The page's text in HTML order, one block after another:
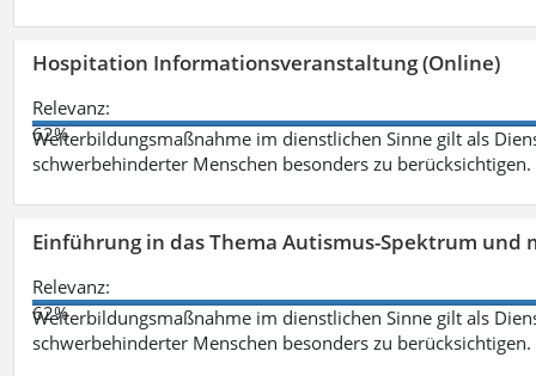
Hospitation Informationsveranstaltung (Online)
Relevanz:
62%
Weiterbildungsmaßnahme im dienstlichen Sinne gilt als
schwerbehinderter Menschen besonders zu berücksichtigen.
Einführung in das Thema Autismus-Spektrum
Relevanz:
62%
Weiterbildungsmaßnahme im dienstlichen Sinne gilt als
schwerbehinderter Menschen besonders zu berücksichtigen.